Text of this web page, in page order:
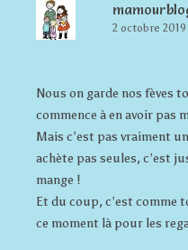
2 octobre 2019
Nous on garde nos fèves
commence à en avoir pas
Mais c’est pas vraiment
achète pas seules, c’est
mange !
Et du coup, c’est comme
ce moment là pour les